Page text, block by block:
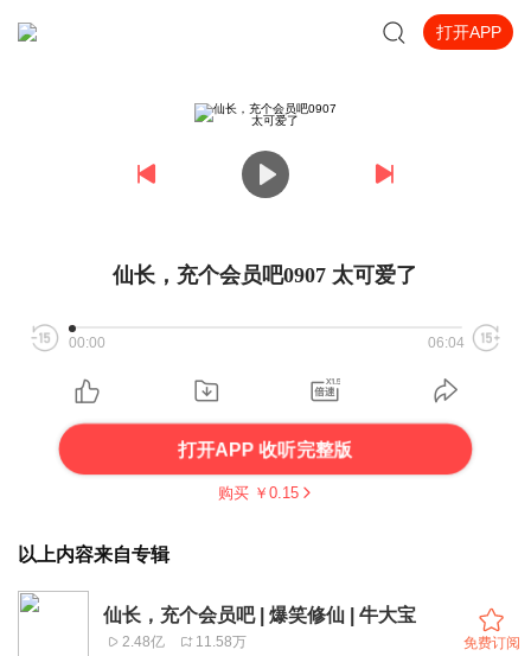
打开APP
仙长，充个会员吧0907 太可爱了
00:00 06:04
打开APP 收听完整版
购买 ￥ 0.15
以上内容来自专辑
仙长，充个会员吧 | 爆笑修仙 | 牛大宝
2.48亿 11.58万 免费订阅